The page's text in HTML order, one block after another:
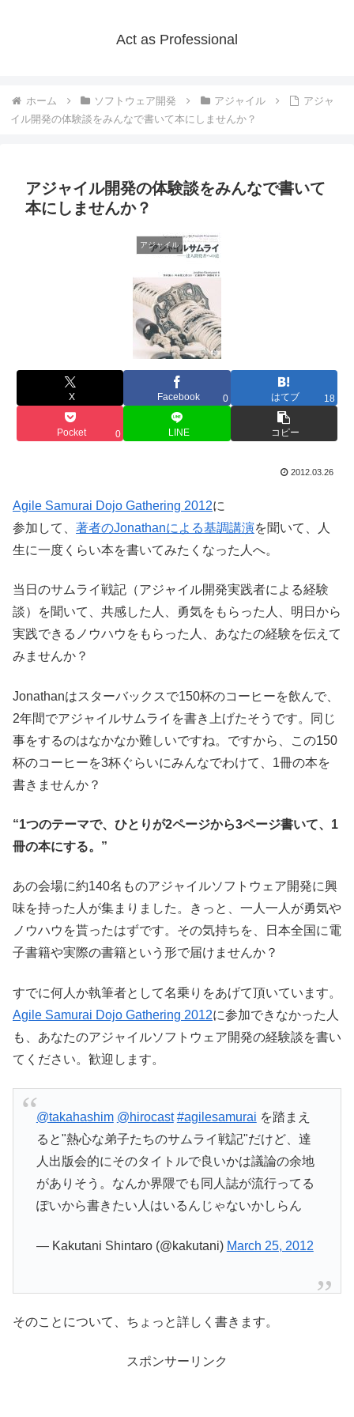
Act as Professional
ホーム ソフトウェア開発 アジャイル
アジャ
イル開発の体験談をみんなで書いて本にしませんか？
アジャイル開発の体験談をみんなで書いて
本にしませんか？
アジャイル
X Facebook 0 はてブ 18
Pocket 0 LINE コピー
2012.03.26
Agile Samurai Dojo Gathering 2012に
参加して、 著者のJonathanによる基調講演を聞いて、人
生に一度くらい本を書いてみたくなった人へ。
当日のサムライ戦記（アジャイル開発実践者による経験
談）を聞いて、共感した人、勇気をもらった人、明日から
実践できるノウハウをもらった人、あなたの経験を伝えて
みませんか？
Jonathanはスターバックスで150杯のコーヒーを飲んで、
2年間でアジャイルサムライを書き上げたそうです。同じ
事をするのはなかなか難しいですね。ですから、この150
杯のコーヒーを3杯ぐらいにみんなでわけて、1冊の本を
書きませんか？
“1つのテーマで、ひとりが2ページから3ページ書いて、1
冊の本にする。”
あの会場に約140名ものアジャイルソフトウェア開発に興
味を持った人が集まりました。きっと、一人一人が勇気や
ノウハウを貰ったはずです。その気持ちを、日本全国に電
子書籍や実際の書籍という形で届けませんか？
すでに何人か執筆者として名乗りをあげて頂いています。
Agile Samurai Dojo Gathering 2012に参加できなかった人
も、あなたのアジャイルソフトウェア開発の経験談を書い
てください。歓迎します。
@takahashim @hirocast #agilesamurai を踏まえ
ると"熱心な弟子たちのサムライ戦記"だけど、達
人出版会的にそのタイトルで良いかは議論の余地
がありそう。なんか界隈でも同人誌が流行ってる
ぽいから書きたい人はいるんじゃないかしらん
— Kakutani Shintaro (@kakutani) March 25, 2012
そのことについて、ちょっと詳しく書きます。
スポンサーリンク